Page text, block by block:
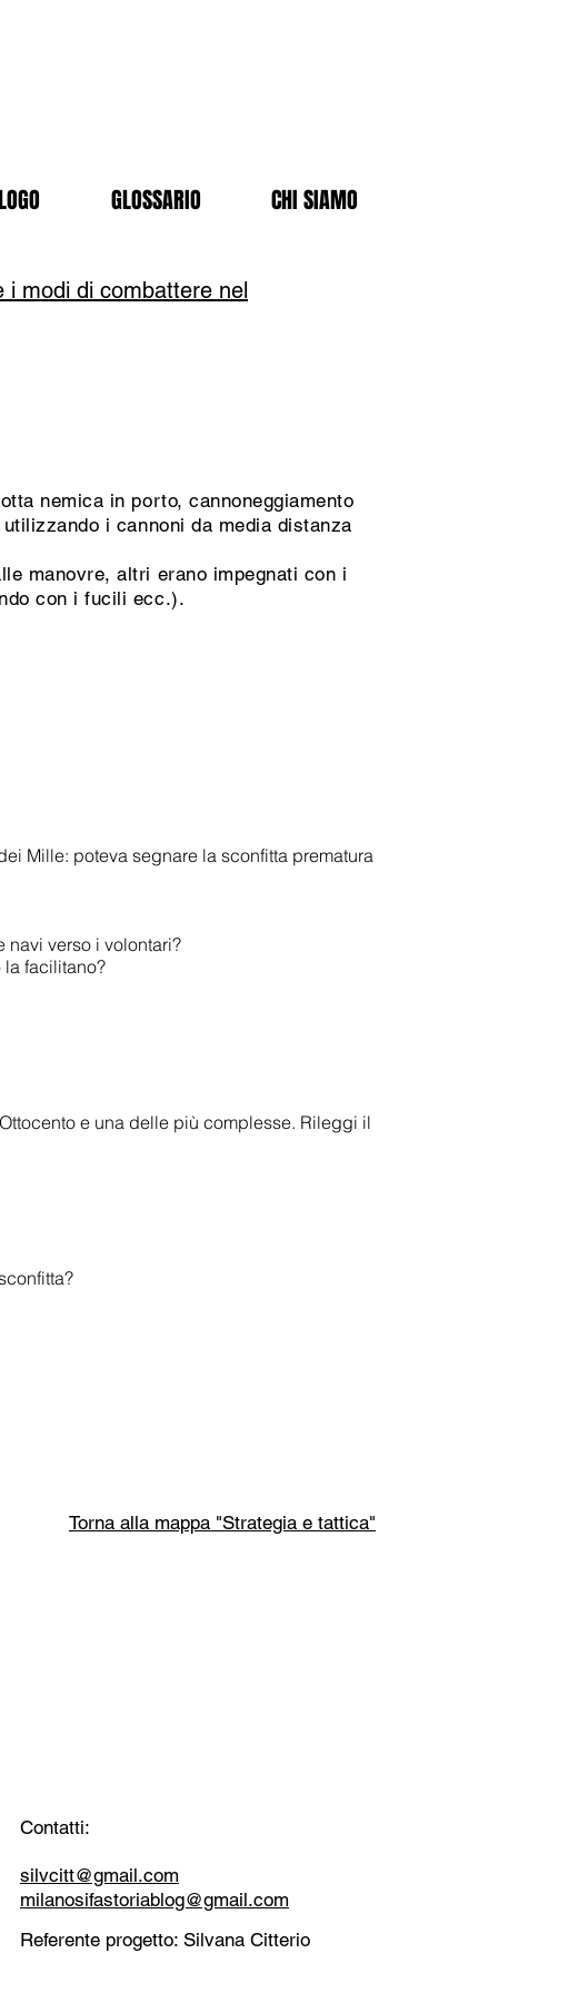
GLOSSARIO CHI SIAMO
i modi di combattere nel
nemica in porto, cannoneggiamento
i cannoni da media distanza
manovre, altri erano impegnati con i
con i fucili ecc.).
Mille: poteva segnare la sconfitta prematura
verso i volontari?
la facilitano?
e una delle più complesse. Rileggi il
Torna alla mappa "Strategia e tattica"
Contatti:
silvcitt@gmail.com
milanosifastoriablog@gmail.com
Referente progetto: Silvana Citterio